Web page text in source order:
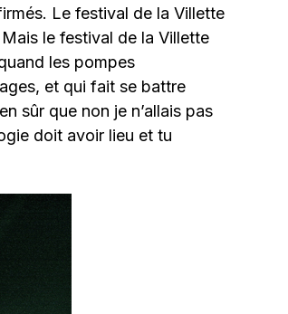
Le festival de la Villette
le festival de la Villette
les pompes
et qui fait se battre
sûr que non je n’allais pas
doit avoir lieu et tu